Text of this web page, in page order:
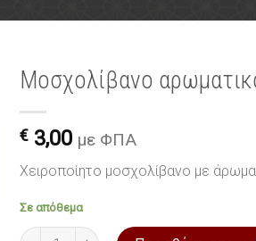
Μοσχολίβανο
€ 3,00 με ΦΠΑ
Χειροποίητο μοσχολίβανο με
Σε απόθεμα
Μοσχολίβανο αρωματικό 50 gr